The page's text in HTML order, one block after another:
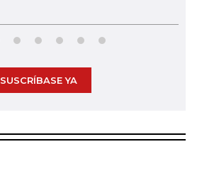
SUSCRÍBASE YA